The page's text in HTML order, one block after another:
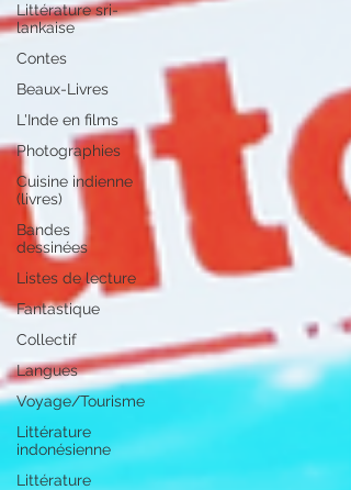
Littérature sri-
lankaise
Contes
Beaux-Livres
L'Inde en films
Photographies
Cuisine indienne
(livres)
Bandes
dessinées
Listes de lecture
Fantastique
Collectif
Langues
Voyage/Tourisme
Littérature
indonésienne
Littérature